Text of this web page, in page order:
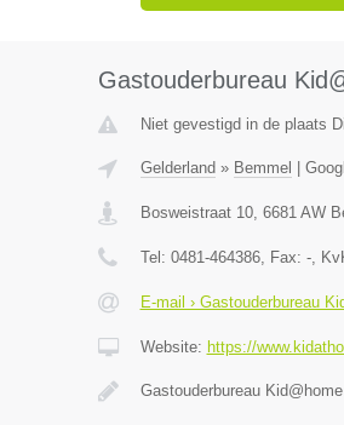
Gastouderbureau
Niet gevestigd in de plaats
Gelderland » Bemmel
Bosweistraat 10, 6681 AW
Tel: 0481-464386, Fax: -,
E-mail › Gastouderbureau
Website: https://
Gastouderbureau Kid@home